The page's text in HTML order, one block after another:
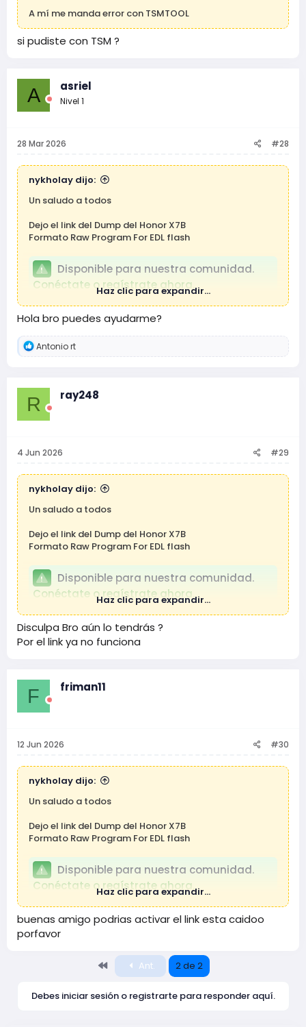
A mí me manda error con TSMTOOL
si pudiste con TSM ?
A asriel
Nivel 1
28 Mar 2026 #28
nykholay dijo:
Un saludo a todos
Dejo el link del Dump del Honor X7B
Formato Raw Program For EDL flash
Disponible para nuestra comunidad.
Conéctate o regístrate ahora.
Link de respaldo :
Disponible para nuestra comunidad.
Conéctate o regístrate ahora.
Haz clic para expandir...
Hola bro puedes ayudarme?
R
e
c
i
o
n
:
Antonio rt
R ray248
4 Jun 2026 #29
nykholay dijo:
Un saludo a todos
Dejo el link del Dump del Honor X7B
Formato Raw Program For EDL flash
Disponible para nuestra comunidad.
Conéctate o regístrate ahora.
Link de respaldo :
Disponible para nuestra comunidad.
Haz clic para expandir...
Disculpa Bro aún lo tendrás ?
Por el link ya no funciona
F friman11
12 Jun 2026 #30
nykholay dijo:
Un saludo a todos
Dejo el link del Dump del Honor X7B
Formato Raw Program For EDL flash
Disponible para nuestra comunidad.
Conéctate o regístrate ahora.
Link de respaldo :
Disponible para nuestra comunidad.
Haz clic para expandir...
buenas amigo podrias activar el link esta caidoo
porfavor
PrimeroAnt. 2 de 2
Debes iniciar sesión o registrarte para responder aquí.